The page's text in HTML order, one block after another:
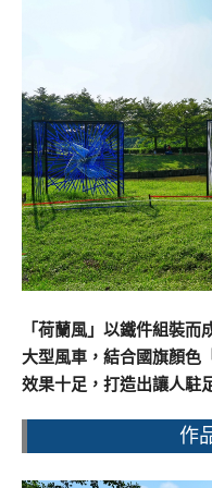
「荷蘭風」以鐵件組裝
大型風車，結合國旗顏色
效果十足， 打造出讓人駐
作